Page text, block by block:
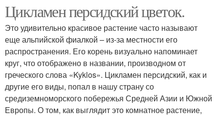
Цикламен персидский цветок.
Это удивительно красивое растение часто называют
еще альпийской фиалкой – из-за местности его
распространения. Его корень визуально напоминает
круг, что отображено в названии, производном от
греческого слова «Kyklos». Цикламен персидский, как и
другие его виды, попал в нашу страну со
средиземноморского побережья Средней Азии и Южной
Европы. О том, как выглядит это комнатное растение,